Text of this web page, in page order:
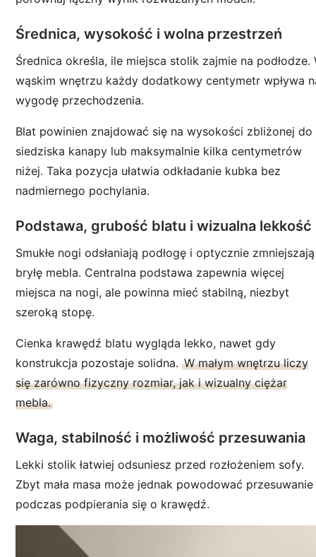
Średnica, wysokość i wolna przestrzeń
Średnica określa, ile miejsca stolik zajmie na podłodze.
wąskim wnętrzu każdy dodatkowy centymetr wpływa
wygodę przechodzenia.
Blat powinien znajdować się na wysokości zbliżonej do
siedziska kanapy lub maksymalnie kilka centymetrów
niżej. Taka pozycja ułatwia odkładanie kubka bez
nadmiernego pochylania.
Podstawa, grubość blatu i wizualna lekkość
Smukłe nogi odsłaniają podłogę i optycznie zmniejszają
bryłę mebla. Centralna podstawa zapewnia więcej
miejsca na nogi, ale powinna mieć stabilną, niezbyt
szeroką stopę.
Cienka krawędź blatu wygląda lekko, nawet gdy
konstrukcja pozostaje solidna.W małym wnętrzu liczy
się zarówno fizyczny rozmiar, jak i wizualny ciężar
mebla.
Waga, stabilność i możliwość przesuwania
Lekki stolik łatwiej odsuniesz przed rozłożeniem sofy.
Zbyt mała masa może jednak powodować przesuwanie
podczas podpierania się o krawędź.